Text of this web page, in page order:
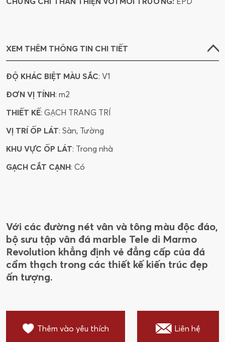
XEM THÊM THÔNG TIN CHI TIẾT
ĐỘ KHÁC BIỆT MÀU SẮC: V1
ĐƠN VỊ TÍNH: m2
THIẾT KẾ: GẠCH TRANG TRÍ
VỊ TRÍ ỐP LÁT: Sàn, Tường
KHU VỰC ỐP LÁT: Trong nhà
GẠCH CẮT CẠNH: Có
Với các đường nét vân và tông màu độc đáo,
bộ sưu tập vân đá marble Tele di Marmo
Revolution khẳng định vẻ đẳng cấp của đá
cẩm thạch trong các thiết kế kiến trúc đẹp
ấn tượng.
Thêm vào yêu thích Liên hệ